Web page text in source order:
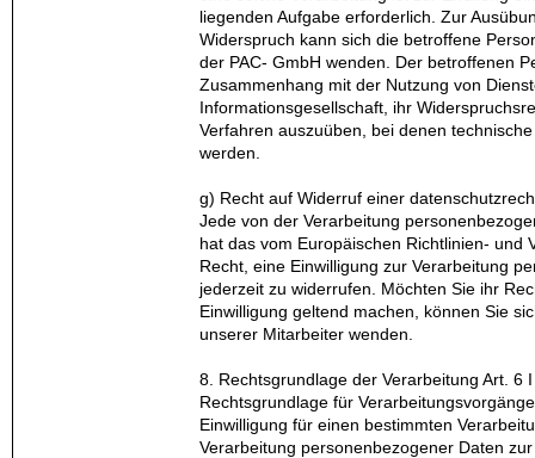
liegenden Aufgabe erforderlich. Zur
Widerspruch kann sich die betroffene
der PAC- GmbH wenden. Der betroffenen
Zusammenhang mit der Nutzung von
Informationsgesellschaft, ihr
Verfahren auszuüben, bei denen
werden.
g) Recht auf Widerruf einer
Jede von der Verarbeitung
hat das vom Europäischen Richtlinien- und
Recht, eine Einwilligung zur Verarbeitung
jederzeit zu widerrufen. Möchten Sie ihr
Einwilligung geltend machen, können Sie
unserer Mitarbeiter wenden.
8. Rechtsgrundlage der Verarbeitung Art. 6
Rechtsgrundlage für
Einwilligung für einen bestimmten
Verarbeitung personenbezogener Daten